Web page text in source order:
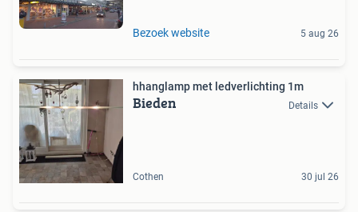
Bezoek website 5 aug 26
hhanglamp met ledverlichting 1m
Bieden Details
Cothen 30 jul 26